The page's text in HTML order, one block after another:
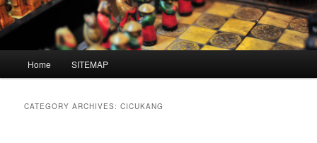
Skip
Skip
Home SITEMAP
CATEGORY ARCHIVES:CICUKANG